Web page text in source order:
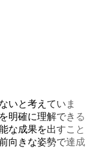
いと考えていま
明確に理解できる
な成果を出すこと
向きな姿勢で達成